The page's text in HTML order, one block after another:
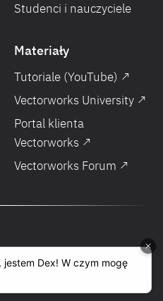
Studenci i nauczyciele
Materiały
Tutoriale (YouTube) ↗
Vectorworks University ↗
Portal klienta
Vectorworks ↗
Vectorworks Forum ↗
sprzedaży